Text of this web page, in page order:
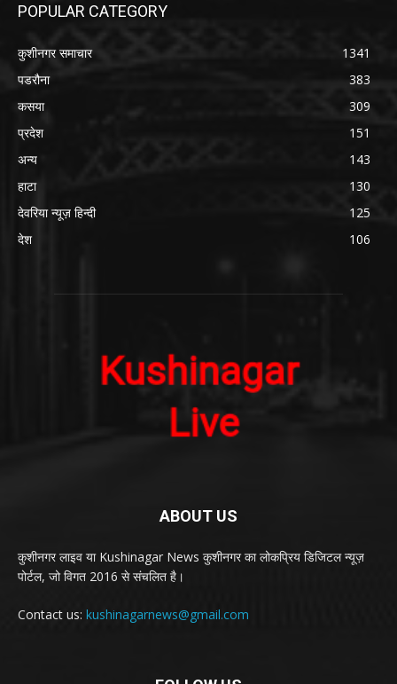
POPULAR CATEGORY
कुशीनगर समाचार
1341
पडरौना
383
कसया
309
प्रदेश
151
अन्य
143
हाटा
130
देवरिया न्यूज़ हिन्दी
125
देश
106
ABOUT US
कुशीनगर लाइव या Kushinagar News कुशीनगर का लोकप्रिय डिजिटल न्यूज़
पोर्टल, जो विगत 2016 से संचलित है।
Contact us: kushinagarnews@gmail.com